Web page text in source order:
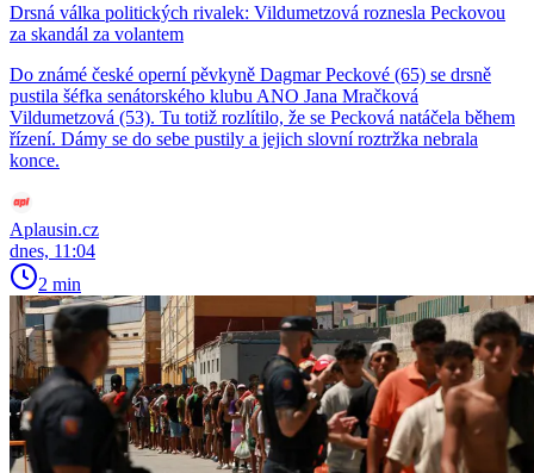
Drsná válka politických rivalek: Vildumetzová roznesla Peckovou
za skandál za volantem
Do známé české operní pěvkyně Dagmar Peckové (65) se drsně
pustila šéfka senátorského klubu ANO Jana Mračková
Vildumetzová (53). Tu totiž rozlítilo, že se Pecková natáčela během
řízení. Dámy se do sebe pustily a jejich slovní roztržka nebrala
konce.
Aplausin.cz
dnes, 11:04
2 min